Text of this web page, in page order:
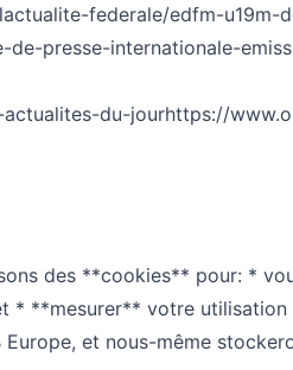
federale/edfm-u19m-
presse-internationale-
du-jourhttps://
des **cookies** pour: *
* **mesurer** votre
et nous-même